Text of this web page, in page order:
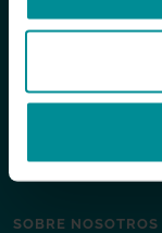
Bases
Packs ahorro
SOBRE NOSOTROS